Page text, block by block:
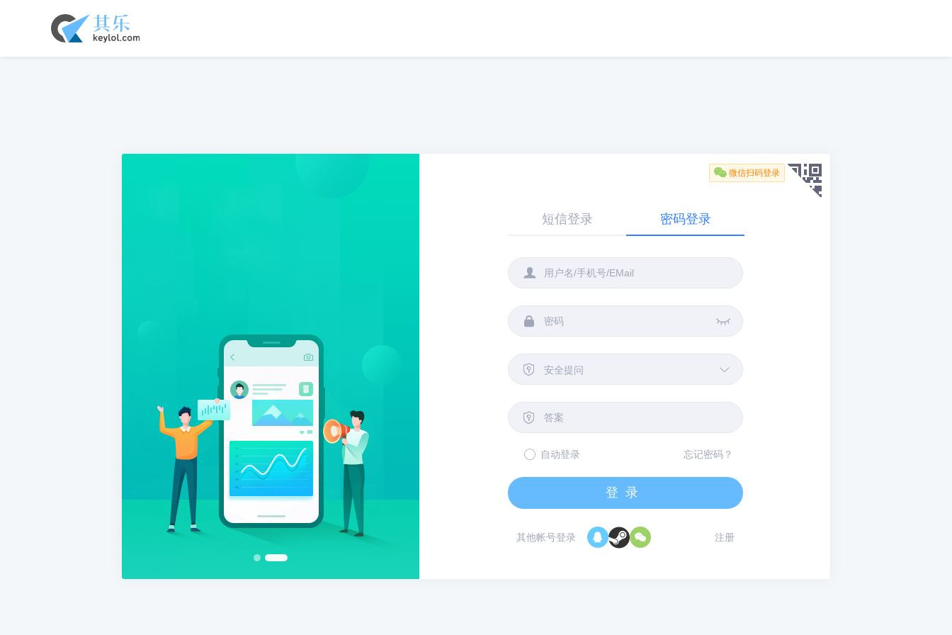
 微信扫码登录
短信登录 密码登录

 
 安全提问 

自动登录 忘记密码？
登录
其他帐号登录   注册